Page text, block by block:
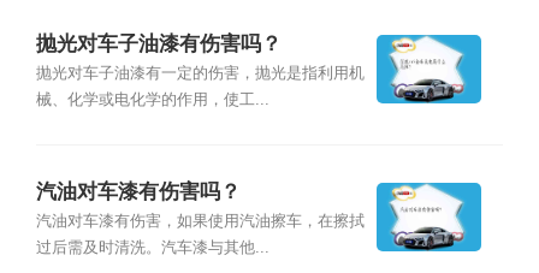
抛光对车子油漆有伤害吗？
抛光对车子油漆有一定的伤害，抛光是指利用机
械、化学或电化学的作用，使工...
汽油对车漆有伤害吗？
汽油对车漆有伤害，如果使用汽油擦车，在擦拭
过后需及时清洗。汽车漆与其他...